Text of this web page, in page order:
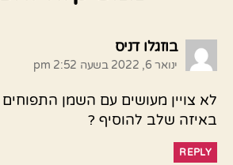
בוזגלו דניס
ינואר 6, 2022 בשעה 2:52 pm
לא צויין מעושים עם השמן התפוחים
באיזה שלב להוסיף ?
REPLY